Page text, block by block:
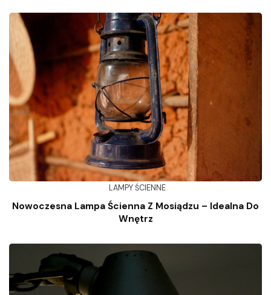
LAMPY ŚCIENNE
Nowoczesna Lampa Ścienna Z Mosiądzu – Idealna Do
Wnętrz